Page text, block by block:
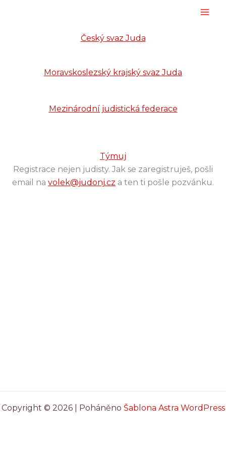
Český svaz Juda
Moravskoslezský krajský svaz Juda
Mezinárodní judistická federace
Týmuj
Registrace nejen judisty. Jak se zaregistruješ, pošli
email na volek@judonj.cz a ten ti pošle pozvánku.
Copyright © 2026 | Poháněno Šablona Astra WordPress